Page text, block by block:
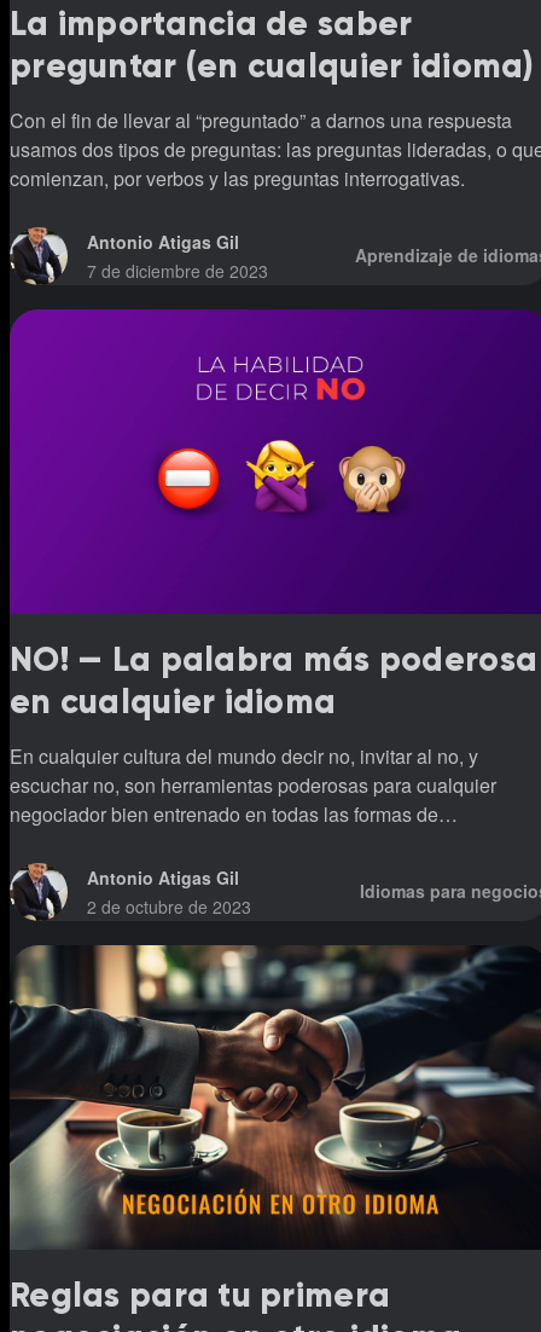
La importancia de saber
preguntar (en cualquier idioma)
Con el fin de llevar al “preguntado” a darnos una respuesta
usamos dos tipos de preguntas: las preguntas lideradas, o que
comienzan, por verbos y las preguntas interrogativas.
Antonio Atigas Gil
7 de diciembre de 2023
Aprendizaje de
NO! — La palabra más poderosa
en cualquier idioma
En cualquier cultura del mundo decir no, invitar al no, y
escuchar no, son herramientas poderosas para cualquier
negociador bien entrenado en todas las formas de
Antonio Atigas Gil
2 de octubre de 2023
Idiomas para
Reglas para tu primera